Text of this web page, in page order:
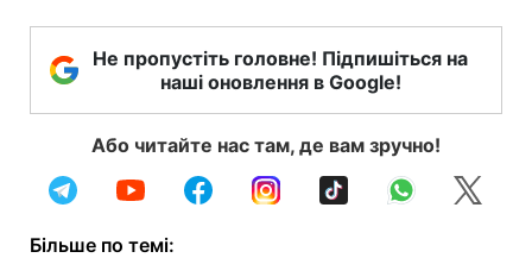
Не пропустіть головне! Підпишіться на
наші оновлення в Google!
Або читайте нас там, де вам зручно!
Більше по темі: